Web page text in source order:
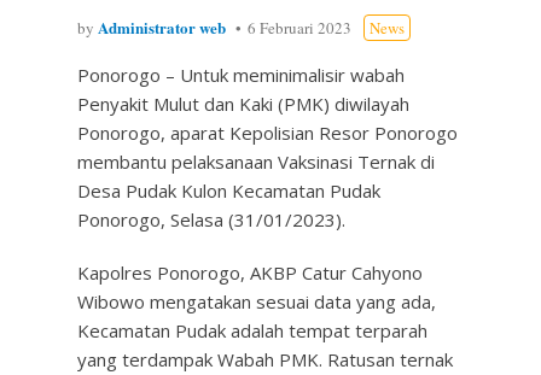
by Administrator web 6 Februari 2023 News
Ponorogo – Untuk meminimalisir wabah
Penyakit Mulut dan Kaki (PMK) diwilayah
Ponorogo, aparat Kepolisian Resor Ponorogo
membantu pelaksanaan Vaksinasi Ternak di
Desa Pudak Kulon Kecamatan Pudak
Ponorogo, Selasa (31/01/2023).
Kapolres Ponorogo, AKBP Catur Cahyono
Wibowo mengatakan sesuai data yang ada,
Kecamatan Pudak adalah tempat terparah
yang terdampak Wabah PMK. Ratusan ternak